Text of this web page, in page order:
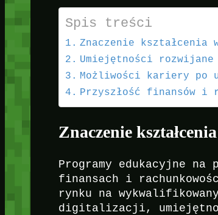
Spis treści
Znaczenie kształcenia
Umiejętności rozwijane
Możliwości kariery po
Przyszłość finansów i
Znaczenie
Programy edukacyjne
finansach i
rynku na
digitalizacji,